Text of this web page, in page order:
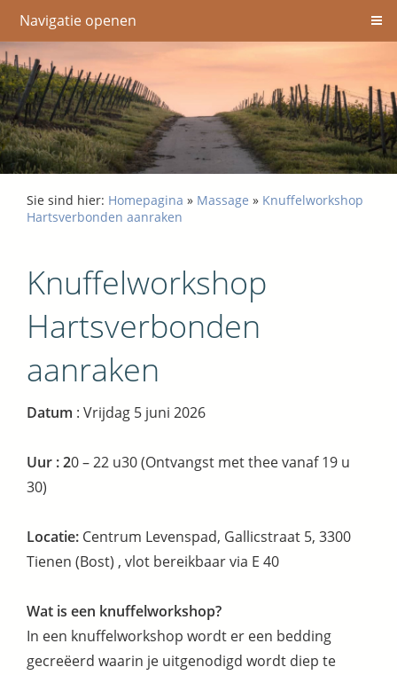
Navigatie openen
Sie sind hier: Homepagina » Massage » Knuffelworkshop
Hartsverbonden aanraken
Knuffelworkshop
Hartsverbonden
aanraken
Datum : Vrijdag 5 juni 2026
Uur : 20 – 22 u30 (Ontvangst met thee vanaf 19 u
30)
Locatie: Centrum Levenspad, Gallicstraat 5, 3300
Tienen (Bost) , vlot bereikbaar via E 40
Wat is een knuffelworkshop?
In een knuffelworkshop wordt er een bedding
gecreëerd waarin je uitgenodigd wordt diep te